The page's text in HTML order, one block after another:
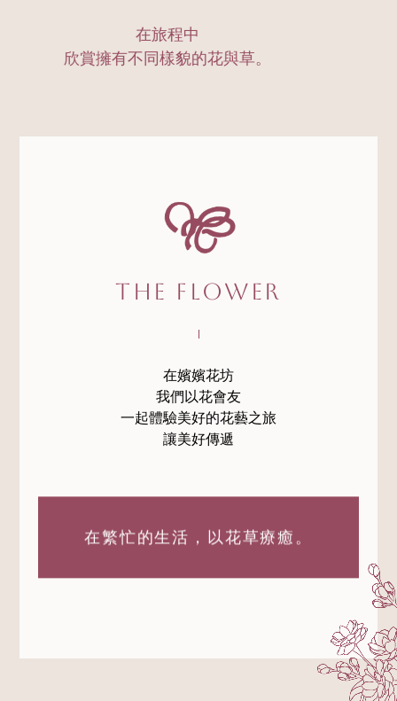
在旅程中
欣賞擁有不同樣貌的花與草。
The Flower
在嬪嬪花坊
我們以花會友
一起體驗美好的花藝之旅
讓美好傳遞
在繁忙的生活， 以花草療癒。